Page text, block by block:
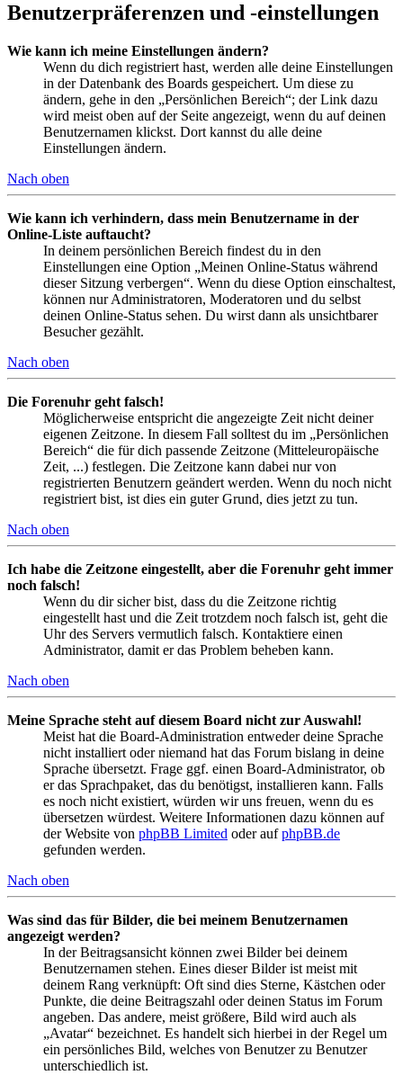
Benutzerpräferenzen und -einstellungen
Wie kann ich meine Einstellungen ändern?
Wenn du dich registriert hast, werden alle deine Einstellungen
in der Datenbank des Boards gespeichert. Um diese zu
ändern, gehe in den „Persönlichen Bereich“; der Link dazu
wird meist oben auf der Seite angezeigt, wenn du auf deinen
Benutzernamen klickst. Dort kannst du alle deine
Einstellungen ändern.
Nach oben
Wie kann ich verhindern, dass mein Benutzername in der
Online-Liste auftaucht?
In deinem persönlichen Bereich findest du in den
Einstellungen eine Option „Meinen Online-Status während
dieser Sitzung verbergen“. Wenn du diese Option einschaltest,
können nur Administratoren, Moderatoren und du selbst
deinen Online-Status sehen. Du wirst dann als unsichtbarer
Besucher gezählt.
Nach oben
Die Forenuhr geht falsch!
Möglicherweise entspricht die angezeigte Zeit nicht deiner
eigenen Zeitzone. In diesem Fall solltest du im „Persönlichen
Bereich“ die für dich passende Zeitzone (Mitteleuropäische
Zeit, ...) festlegen. Die Zeitzone kann dabei nur von
registrierten Benutzern geändert werden. Wenn du noch nicht
registriert bist, ist dies ein guter Grund, dies jetzt zu tun.
Nach oben
Ich habe die Zeitzone eingestellt, aber die Forenuhr geht immer
noch falsch!
Wenn du dir sicher bist, dass du die Zeitzone richtig
eingestellt hast und die Zeit trotzdem noch falsch ist, geht die
Uhr des Servers vermutlich falsch. Kontaktiere einen
Administrator, damit er das Problem beheben kann.
Nach oben
Meine Sprache steht auf diesem Board nicht zur Auswahl!
Meist hat die Board-Administration entweder deine Sprache
nicht installiert oder niemand hat das Forum bislang in deine
Sprache übersetzt. Frage ggf. einen Board-Administrator, ob
er das Sprachpaket, das du benötigst, installieren kann. Falls
es noch nicht existiert, würden wir uns freuen, wenn du es
übersetzen würdest. Weitere Informationen dazu können auf
der Website von phpBB Limited oder aufphpBB.de
gefunden werden.
Nach oben
Was sind das für Bilder, die bei meinem Benutzernamen
angezeigt werden?
In der Beitragsansicht können zwei Bilder bei deinem
Benutzernamen stehen. Eines dieser Bilder ist meist mit
deinem Rang verknüpft: Oft sind dies Sterne, Kästchen oder
Punkte, die deine Beitragszahl oder deinen Status im Forum
angeben. Das andere, meist größere, Bild wird auch als
„Avatar“ bezeichnet. Es handelt sich hierbei in der Regel um
ein persönliches Bild, welches von Benutzer zu Benutzer
unterschiedlich ist.